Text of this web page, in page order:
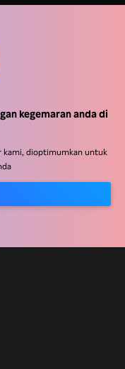
kegemaran anda di
kami, dioptimumkan untuk